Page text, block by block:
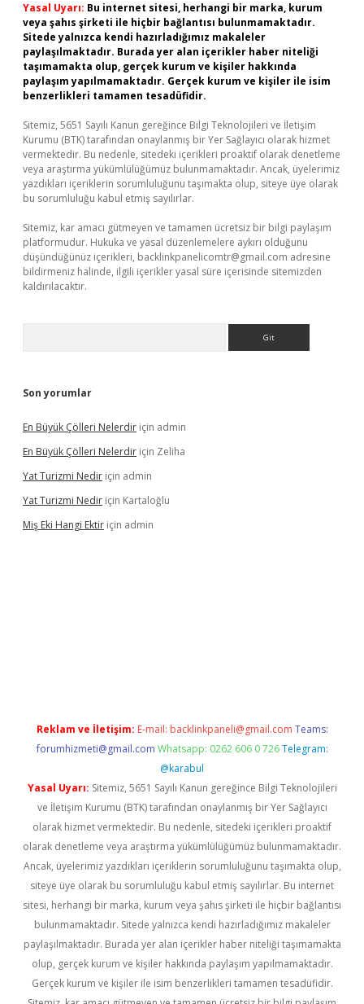
Yasal Uyarı: Bu internet sitesi, herhangi bir marka, kurum
veya şahıs şirketi ile hiçbir bağlantısı bulunmamaktadır.
Sitede yalnızca kendi hazırladığımız makaleler
paylaşılmaktadır. Burada yer alan içerikler haber niteliği
taşımamakta olup, gerçek kurum ve kişiler hakkında
paylaşım yapılmamaktadır. Gerçek kurum ve kişiler ile isim
benzerlikleri tamamen tesadüfidir.
Sitemiz, 5651 Sayılı Kanun gereğince Bilgi Teknolojileri ve İletişim
Kurumu (BTK) tarafından onaylanmış bir Yer Sağlayıcı olarak hizmet
vermektedir. Bu nedenle, sitedeki içerikleri proaktif olarak denetleme
veya araştırma yükümlülüğümüz bulunmamaktadır. Ancak, üyelerimiz
yazdıkları içeriklerin sorumluluğunu taşımakta olup, siteye üye olarak
bu sorumluluğu kabul etmiş sayılırlar.
Sitemiz, kar amacı gütmeyen ve tamamen ücretsiz bir bilgi paylaşım
platformudur. Hukuka ve yasal düzenlemelere aykırı olduğunu
düşündüğünüz içerikleri, backlinkpanelicomtr@gmail.com adresine
bildirmeniz halinde, ilgili içerikler yasal süre içerisinde sitemizden
kaldırılacaktır.
Son yorumlar
En Büyük Çölleri Nelerdir için admin
En Büyük Çölleri Nelerdir için Zeliha
Yat Turizmi Nedir için admin
Yat Turizmi Nedir için Kartaloğlu
Miş Eki Hangi Ektir için admin
Reklam ve İletişim: E-mail: backlinkpaneli@gmail.com Teams:
forumhizmeti@gmail.com Whatsapp: 0262 606 0 726 Telegram:
@karabul
Yasal Uyarı: Sitemiz, 5651 Sayılı Kanun gereğince Bilgi Teknolojileri
ve İletişim Kurumu (BTK) tarafından onaylanmış bir Yer Sağlayıcı
olarak hizmet vermektedir. Bu nedenle, sitedeki içerikleri proaktif
olarak denetleme veya araştırma yükümlülüğümüz bulunmamaktadır.
Ancak, üyelerimiz yazdıkları içeriklerin sorumluluğunu taşımakta olup,
siteye üye olarak bu sorumluluğu kabul etmiş sayılırlar. Bu internet
sitesi, herhangi bir marka, kurum veya şahıs şirketi ile hiçbir bağlantısı
bulunmamaktadır. Sitede yalnızca kendi hazırladığımız makaleler
paylaşılmaktadır. Burada yer alan içerikler haber niteliği taşımamakta
olup, gerçek kurum ve kişiler hakkında paylaşım yapılmamaktadır.
Gerçek kurum ve kişiler ile isim benzerlikleri tamamen tesadüfidir.